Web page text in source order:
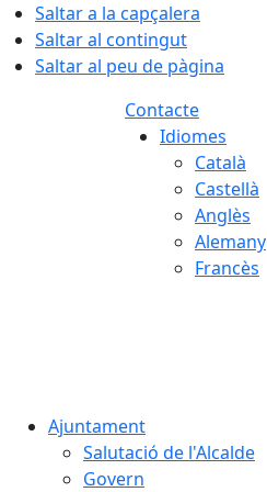
Saltar a la capçalera
Saltar al contingut
Saltar al peu de pàgina
Contacte
Idiomes
Català
Castellà
Anglès
Alemany
Francès
Ajuntament
Salutació de l'Alcalde
Govern